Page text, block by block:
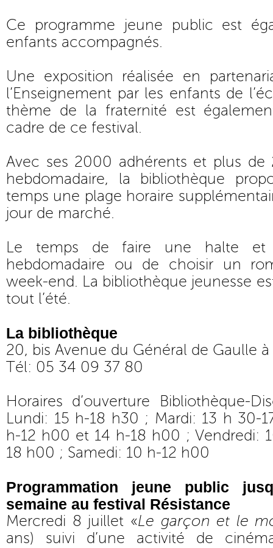
Ce programme jeune public est
enfants accompagnés.
Une exposition réalisée en
l’Enseignement par les enfants de
thème de la fraternité est
cadre de ce festival.
Avec ses 2000 adhérents et plus de
hebdomadaire, la bibliothèque
temps une plage horaire
jour de marché.
Le temps de faire une halte
hebdomadaire ou de choisir un
week-end. La bibliothèque jeunesse
tout l’été.
La bibliothèque
20, bis Avenue du Général de Gaulle à
Tél: 05 34 09 37 80
Horaires d’ouverture Bibliothèque-
Lundi: 15 h-18 h30 ; Mardi: 13 h 30-
h-12 h00 et 14 h-18 h00 ; Vendredi:
18 h00 ; Samedi: 10 h-12 h00
Programmation jeune public
semaine au festival Résistance
Mercredi 8 juillet «Le garçon et le
ans) suivi d’une activité de